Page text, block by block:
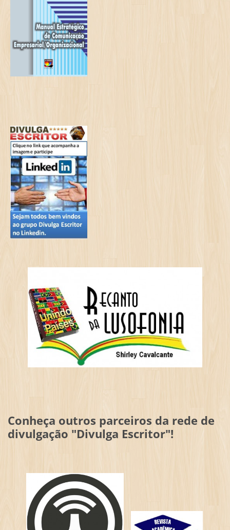
Conheça outros parceiros da rede de
divulgação "Divulga Escritor"!